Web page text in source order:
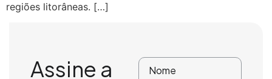
regiões litorâneas. […]
Assine a